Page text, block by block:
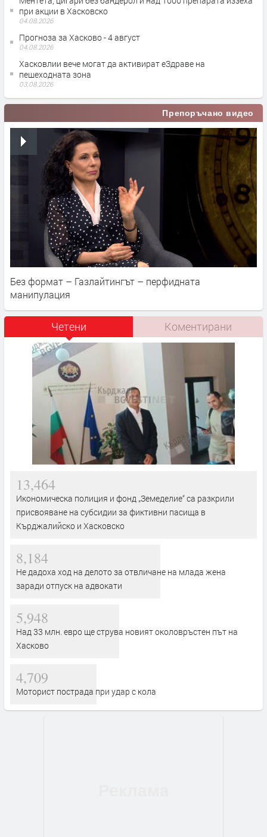
при акции в Хасковско
04.08.2026
Прогноза за Хасково - 4 август
04.08.2026
Хасковлии вече могат да активират еЗдраве на
пешеходната зона
03.08.2026
Препоръчано видео
Без формат – Газлайтингът – перфидната
манипулация
Четени Коментирани
13,464
Икономическа полиция и фонд „Земеделие“ са разкрили
присвояване на субсидии за фиктивни пасища в
Кърджалийско и Хасковско
8,184
Не дадоха ход на делото за отвличане на млада жена
заради отпуск на адвокати
5,948
Над 33 млн. евро ще струва новият околовръстен път на
Хасково
4,709
Моторист пострада при удар с кола